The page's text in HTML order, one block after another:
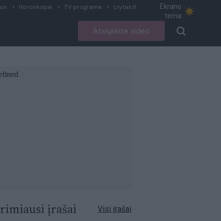
Horoskopai TV programa Lrytas.lt
Ekrano
tema
Atsiųskite video
įrašai Visi įrašai